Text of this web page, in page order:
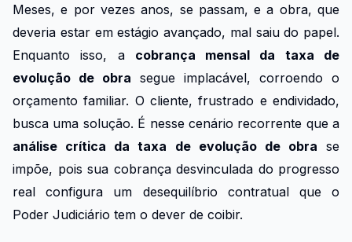
Meses, e por vezes anos, se passam, e a obra, que
deveria estar em estágio avançado, mal saiu do papel.
Enquanto isso, a cobrança mensal da taxa de
evolução de obra segue implacável, corroendo o
orçamento familiar. O cliente, frustrado e endividado,
busca uma solução. É nesse cenário recorrente que a
análise crítica da taxa de evolução de obra se
impõe, pois sua cobrança desvinculada do progresso
real configura um desequilíbrio contratual que o
Poder Judiciário tem o dever de coibir.